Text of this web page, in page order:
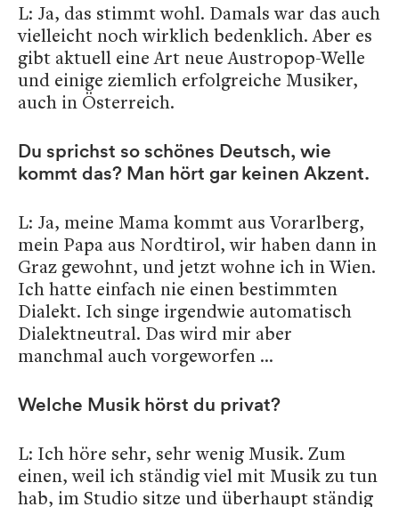
L: Ja, das stimmt wohl. Damals war das auch
vielleicht noch wirklich bedenklich. Aber es
gibt aktuell eine Art neue Austropop-Welle
und einige ziemlich erfolgreiche Musiker,
auch in Österreich.
Du sprichst so schönes Deutsch, wie
kommt das? Man hört gar keinen Akzent.
L: Ja, meine Mama kommt aus Vorarlberg,
mein Papa aus Nordtirol, wir haben dann in
Graz gewohnt, und jetzt wohne ich in Wien.
Ich hatte einfach nie einen bestimmten
Dialekt. Ich singe irgendwie automatisch
Dialektneutral. Das wird mir aber
manchmal auch vorgeworfen …
Welche Musik hörst du privat?
L: Ich höre sehr, sehr wenig Musik. Zum
einen, weil ich ständig viel mit Musik zu tun
hab, im Studio sitze und überhaupt ständig